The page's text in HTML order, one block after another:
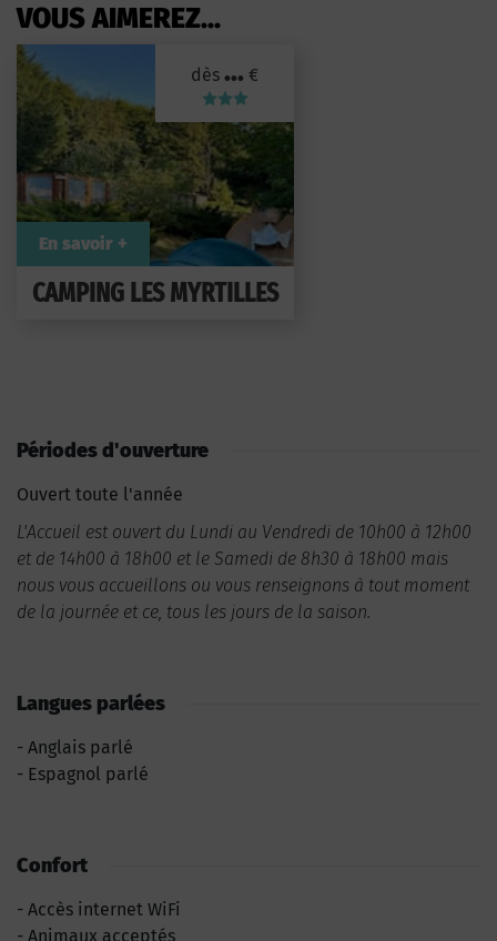
VOUS AIMEREZ...
CAMPING LES MYRTILLES
dès ... €
En savoir +
Périodes d'ouverture
Ouvert toute l'année
L'Accueil est ouvert du Lundi au Vendredi de 10h00 à 12h00
et de 14h00 à 18h00 et le Samedi de 8h30 à 18h00 mais
nous vous accueillons ou vous renseignons à tout moment
de la journée et ce, tous les jours de la saison.
Langues parlées
Anglais parlé
Espagnol parlé
Confort
Accès internet WiFi
Animaux acceptés